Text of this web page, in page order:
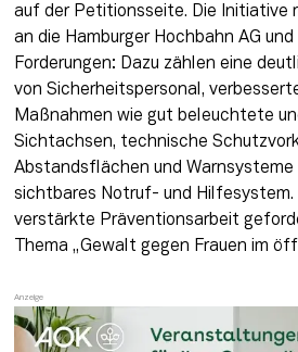
auf der Petitionsseite. Die Initiative
an die Hamburger Hochbahn AG
Forderungen: Dazu zählen eine
von Sicherheitspersonal,
Maßnahmen wie gut beleuchtete
Sichtachsen, technische
Abstandsflächen und Warnsysteme
sichtbares Notruf- und Hilfesystem.
verstärkte Präventionsarbeit
Thema „Gewalt gegen Frauen im